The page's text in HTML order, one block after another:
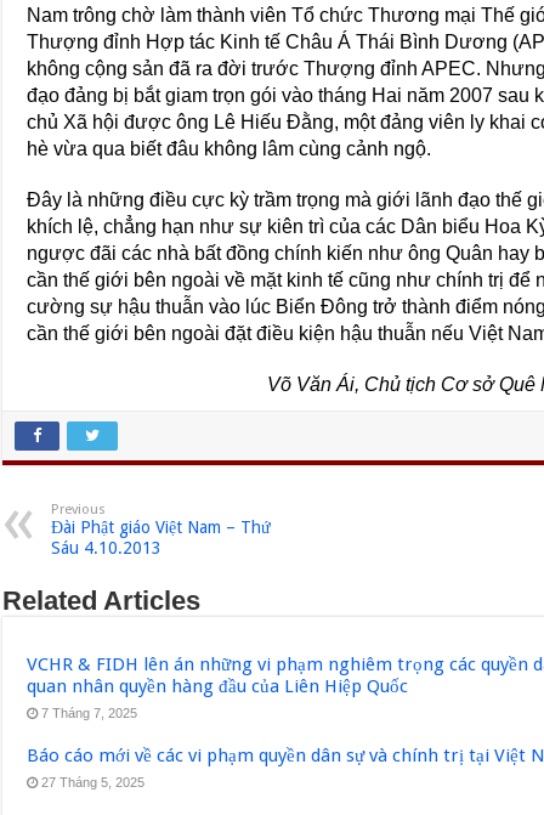
Nam trông chờ làm thành viên Tổ chức Thương mại Thế
Thượng đỉnh Hợp tác Kinh tế Châu Á Thái Bình Dương
không cộng sản đã ra đời trước Thượng đỉnh APEC.
đạo đảng bị bắt giam trọn gói vào tháng Hai năm 2007 sau
chủ Xã hội được ông Lê Hiếu Đằng, một đảng viên ly khai
hè vừa qua biết đâu không lâm cùng cảnh ngộ.
Đây là những điều cực kỳ trầm trọng mà giới lãnh đạo thế
khích lệ, chẳng hạn như sự kiên trì của các Dân biểu Hoa
ngược đãi các nhà bất đồng chính kiến như ông Quân hay
cần thế giới bên ngoài về mặt kinh tế cũng như chính trị để
cường sự hậu thuẫn vào lúc Biển Đông trở thành điểm
cần thế giới bên ngoài đặt điều kiện hậu thuẫn nếu Việt
Võ Văn Ái, Chủ tịch Cơ sở
Previous
Đài Phật giáo Việt Nam – Thứ
Sáu 4.10.2013
Related Articles
VCHR & FIDH lên án những vi phạm nghiêm trọng các quyền
quan nhân quyền hàng đầu của Liên Hiệp Quốc
7 Tháng 7, 2025
Báo cáo mới về các vi phạm quyền dân sự và chính trị tại Việt
27 Tháng 5, 2025